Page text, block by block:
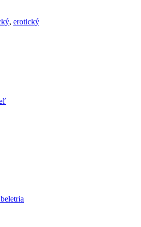
, erotický